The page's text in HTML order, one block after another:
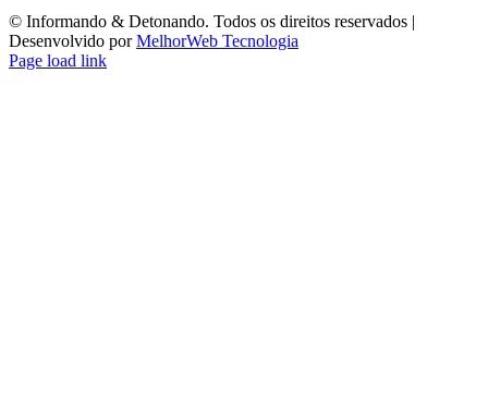
©️ Informando & Detonando. Todos os direitos reservados |
Desenvolvido porMelhorWeb Tecnologia
Page load link